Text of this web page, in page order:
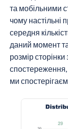
та мобільними
чому настільні
середня
даний момент
розмір
спостереження,
ми